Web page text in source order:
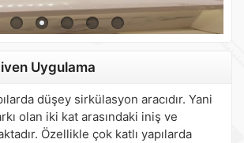
Uygulama
düşey sirkülasyon aracıdır. Yani
olan iki kat arasındaki iniş ve
Özellikle çok katlı yapılarda